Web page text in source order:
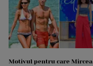
Motivul pentru care Mircea